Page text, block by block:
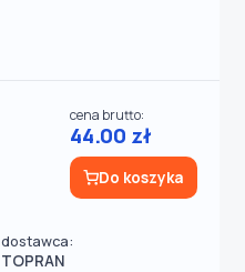
dostawca:
TOPRAN
cena brutto:
44.00 zł
Do koszyka